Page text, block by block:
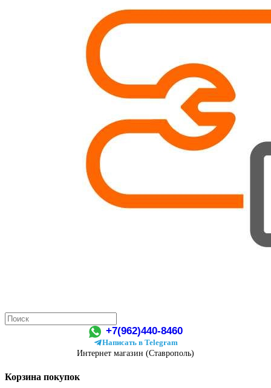
+7(962)440-8460
Написать в Telegram
Интернет магазин (Ставрополь)
Корзина покупок